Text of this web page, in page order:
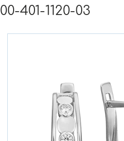
00-401-1120-03